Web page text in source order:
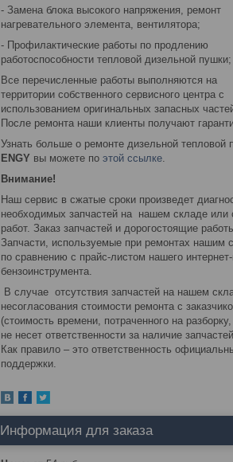
- Замена блока высокого напряжения, ремонт
нагревательного элемента, вентилятора;
- Профилактические работы по продлению
работоспособности тепловой дизельной пушки;
Все перечисленные работы выполняются на
территории собственного сервисного центра с
использованием оригинальных запасных
После ремонта наши клиенты получают
Узнать больше о ремонте дизельной тепловой
ENGY вы можете по этой ссылке.
Внимание!
Наш сервис в сжатые сроки произведет
необходимых запчастей на нашем складе или
работ. Заказ запчастей и дорогостоящие
Запчасти, используемые при ремонтах нашим
по сравнению с прайс-листом нашего
бензоинструмента.
В случае отсутствия запчастей на нашем
несогласования стоимости ремонта с
(стоимость времени, потраченного на
не несет ответственности за наличие
Как правило – это ответственность
поддержки.
Информация для заказа